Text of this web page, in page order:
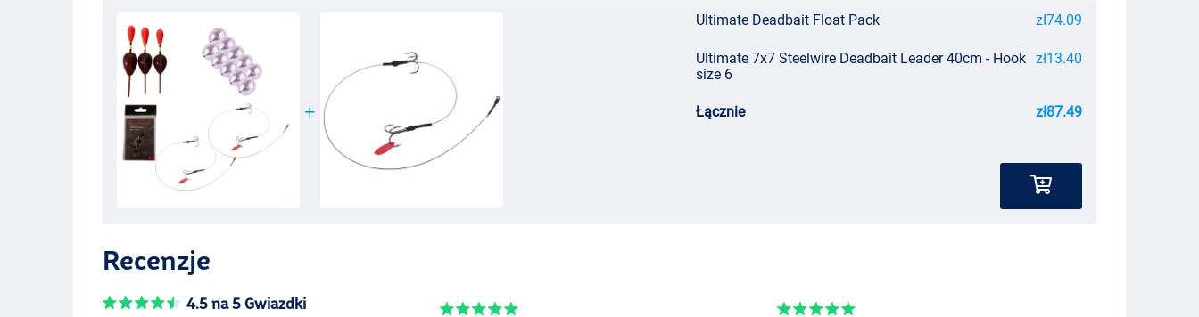
Ultimate Deadbait Float Pack zł74.09
Ultimate 7x7 Steelwire Deadbait Leader 40cm - Hook
size 6
zł13.40
Łącznie zł87.49
Recenzje
4.5 na 5 Gwiazdki